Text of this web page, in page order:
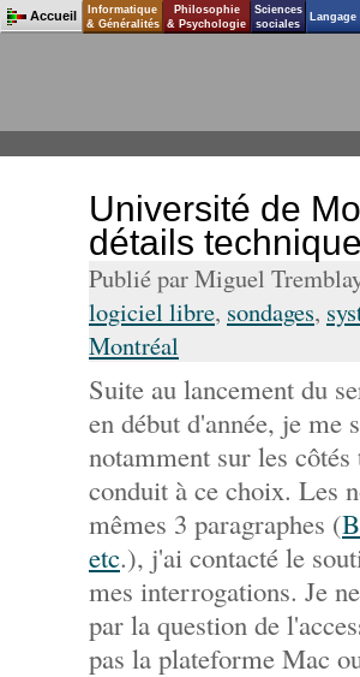
Université de
détails
Publié par Miguel
logiciel libre, sondages,
Montréal
Suite au lancement du
en début d'année, je me
notamment sur les
conduit à ce choix. Les
mêmes 3 paragraphes (
etc.), j'ai contacté le
mes interrogations. Je
par la question de
pas la plateforme Mac
Accueil
Informatique
& Généralités
Philosophie
& Psychologie
Sciences
sociales
Langage